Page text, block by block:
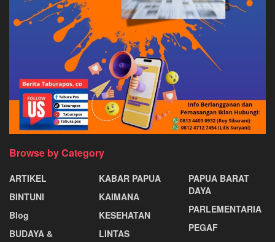
Browse by Category
ARTIKEL
BINTUNI
Blog
BUDAYA &
KABAR PAPUA
KAIMANA
KESEHATAN
LINTAS
PAPUA BARAT
DAYA
PARLEMENTARIA
PEGAF